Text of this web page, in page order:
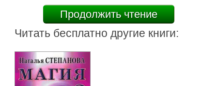
Продолжить чтение
Читать бесплатно другие книги: